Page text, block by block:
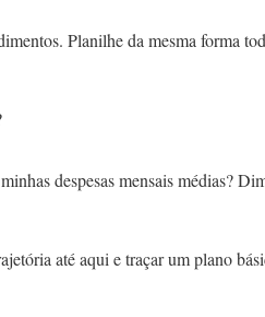
Planilhe da mesma forma
despesas mensais médias?
até aqui e traçar um plano